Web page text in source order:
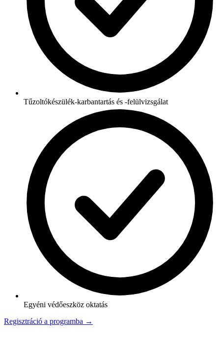
Tűzoltókészülék-karbantartás és -felülvizsgálat
Egyéni védőeszköz oktatás
Regisztráció a programba →